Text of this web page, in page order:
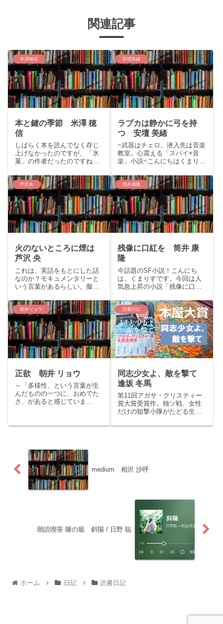
関連記事
米澤穂信
本と鍵の季節 米澤 穂
信
しばらく本を読んでなく存じ
上げなかったのですが、「氷
菓」の作者だったのですね！
五郎賞を受賞し、数あるミス
テリーランキング常連の人気
作家さん。（週刊文春ミステ
リーベスト10、このミステリ
ーがすごい！（宝島社）、ミ
ステ...
安壇美緒
ラブカは静かに弓を持
つ 安壇 美緒
~武器はチェロ。潜入先は音楽
教室。心震える「スパイ×音
楽」小説~こんにちはくまりす
品の安壇美緒『ラブカは静か
に弓を持つ』をご紹介いたし
ます。story：少年時代、チェ
ロ教室の帰りにある事件に遭
遇。以来、深海の悪夢に...
芦沢央
火のないところに煙は
芦沢 央
これは、実話をもとにした話
なのか？モキュメンタリーと
いう言葉があるらしい。擬似
「ドキュメンタリー」を合成
した語で、「ドキュメンタリ
ー映像のように見せかけて演
出する表現手法」とのこと。
この物語も、この手法を用い
られてい...
筒井康隆
残像に口紅を 筒井 康
隆
今話題のSF小説！こんにち
は、くまりすです。今回は人
気急上昇の小説「残像に口紅
年に文庫本が出版された小説
「残像に口紅を」が、書店で
売り上げ1位を記録し、アマゾ
ンや楽天などの通販サイトで
もランクインしている。何
故...
朝井リョウ
正欲 朝井 リョウ
～「多様性、という言葉が生
んだものの一つに、おめでた
さ、があると感じていま
すです。今回は人気作家・朝
分が想像できる“多様性”だけ
読書日記
同志少女よ、敵を撃て
逢坂 冬馬
第11回アガサ・クリスティー
賞大賞受賞作。独ソ戦、女性
だけの狙撃小隊がたどる生と
す。今回はアガサ・クリステ
medium 相沢 沙呼
朗読喫茶 噺の籠 斜陽 / 日野 聡
ホーム 日記 読書日記